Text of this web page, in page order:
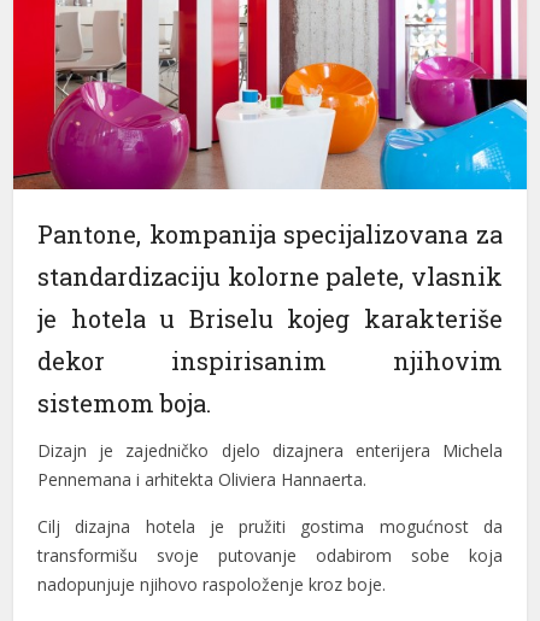
Pantone, kompanija specijalizovana za
standardizaciju kolorne palete, vlasnik
je hotela u Briselu kojeg karakteriše
dekor inspirisanim njihovim
sistemom boja.
Dizajn je zajedničko djelo dizajnera enterijera Michela
Pennemana i arhitekta Oliviera Hannaerta.
Cilj dizajna hotela je pružiti gostima mogućnost da
transformišu svoje putovanje odabirom sobe koja
nadopunjuje njihovo raspoloženje kroz boje.